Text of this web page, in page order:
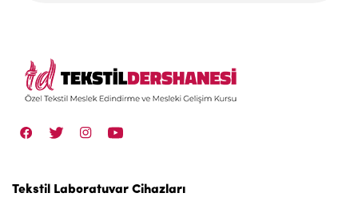
Tekstil Laboratuvar Cihazları